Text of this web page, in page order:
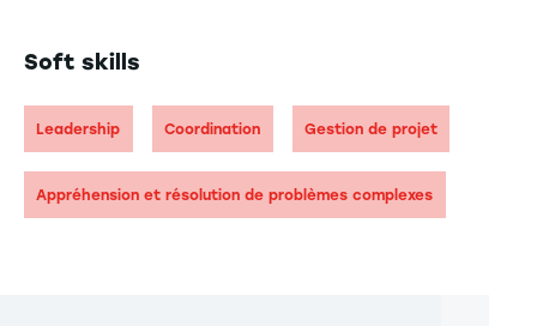
Soft skills
Leadership Coordination Gestion de projet
Appréhension et résolution de problèmes complexes